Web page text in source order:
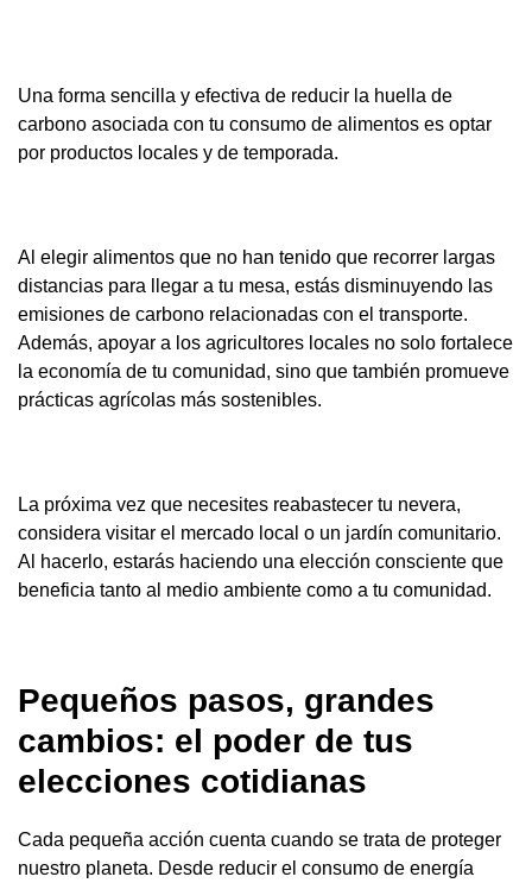
Una forma sencilla y efectiva de reducir la huella de
carbono asociada con tu consumo de alimentos es optar
por productos locales y de temporada.
Al elegir alimentos que no han tenido que recorrer largas
distancias para llegar a tu mesa, estás disminuyendo las
emisiones de carbono relacionadas con el transporte.
Además, apoyar a los agricultores locales no solo fortalece
la economía de tu comunidad, sino que también promueve
prácticas agrícolas más sostenibles.
La próxima vez que necesites reabastecer tu nevera,
considera visitar el mercado local o un jardín comunitario.
Al hacerlo, estarás haciendo una elección consciente que
beneficia tanto al medio ambiente como a tu comunidad.
Pequeños pasos, grandes
cambios: el poder de tus
elecciones cotidianas
Cada pequeña acción cuenta cuando se trata de proteger
nuestro planeta. Desde reducir el consumo de energía